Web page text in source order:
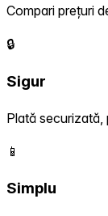
Compari prețuri
🔒
Sigur
Plată
📱
Simplu